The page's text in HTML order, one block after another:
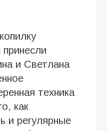
и Светлана
техника
как
и регулярные